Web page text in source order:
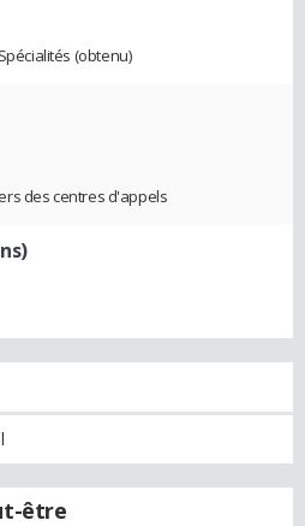
(obtenu)
des centres d'appels
être